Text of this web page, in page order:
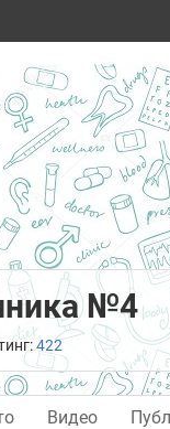
№4
422
Видео